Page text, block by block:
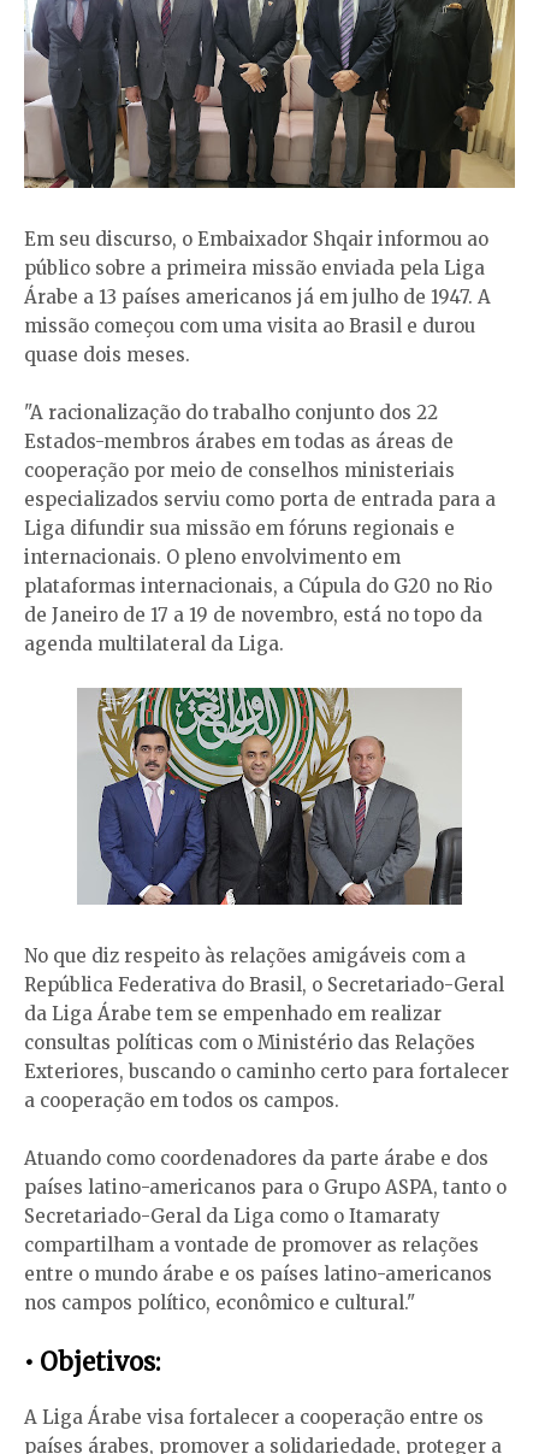
Em seu discurso, o Embaixador Shqair informou ao
público sobre a primeira missão enviada pela Liga
Árabe a 13 países americanos já em julho de 1947. A
missão começou com uma visita ao Brasil e durou
quase dois meses.
"A racionalização do trabalho conjunto dos 22
Estados-membros árabes em todas as áreas de
cooperação por meio de conselhos ministeriais
especializados serviu como porta de entrada para a
Liga difundir sua missão em fóruns regionais e
internacionais. O pleno envolvimento em
plataformas internacionais, a Cúpula do G20 no Rio
de Janeiro de 17 a 19 de novembro, está no topo da
agenda multilateral da Liga.
No que diz respeito às relações amigáveis com a
República Federativa do Brasil, o Secretariado-Geral
da Liga Árabe tem se empenhado em realizar
consultas políticas com o Ministério das Relações
Exteriores, buscando o caminho certo para fortalecer
a cooperação em todos os campos.
Atuando como coordenadores da parte árabe e dos
países latino-americanos para o Grupo ASPA, tanto o
Secretariado-Geral da Liga como o Itamaraty
compartilham a vontade de promover as relações
entre o mundo árabe e os países latino-americanos
nos campos político, econômico e cultural."
• Objetivos:
A Liga Árabe visa fortalecer a cooperação entre os
países árabes, promover a solidariedade, proteger a